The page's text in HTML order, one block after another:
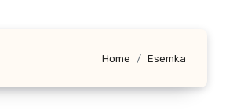
Home Esemka